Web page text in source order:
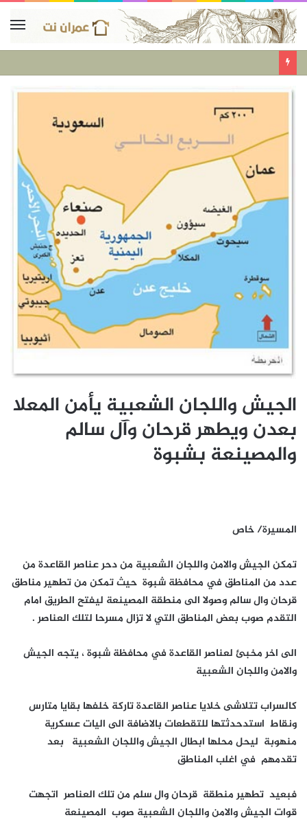
الجيش واللجان الشعبية يأمن المعلا
بعدن ويطهر قرحان وآل سالم
والمصينعة بشبوة
المسيرة/ خاص
تمكن الجيش والامن واللجان الشعبية من دحر عناصر القاعدة من
عدد من المناطق في محافظة شبوة حيث تمكن من تطهير مناطق
قرحان وال سالم وصولا الى منطقة المصينعة ليفتح الطريق امام
التقدم صوب بعض المناطق التي لا تزال مسرحا لتلك العناصر .
الى اخر مخبئ لعناصر القاعدة في محافظة شبوة ، يتجه الجيش
والامن واللجان الشعبية
كالسراب تتلاشى خلايا عناصر القاعدة تاركة خلفها بقايا متارس
ونقاط استدحدثتها للتقطعات بالاضافة الى اليات عسكرية
منهوبة ليحل محلها ابطال الجيش واللجان الشعبية بعد
تقدمهم في اغلب المناطق
فبعيد تطهير منطقة قرحان وال سلم من تلك العناصر اتجهت
قوات الجيش والامن واللجان الشعبية صوب المصينعة